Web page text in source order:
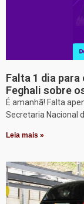
Falta 1 dia
Feghali sobre
É amanhã! Falta
Secretaria Nacional
Leia mais »